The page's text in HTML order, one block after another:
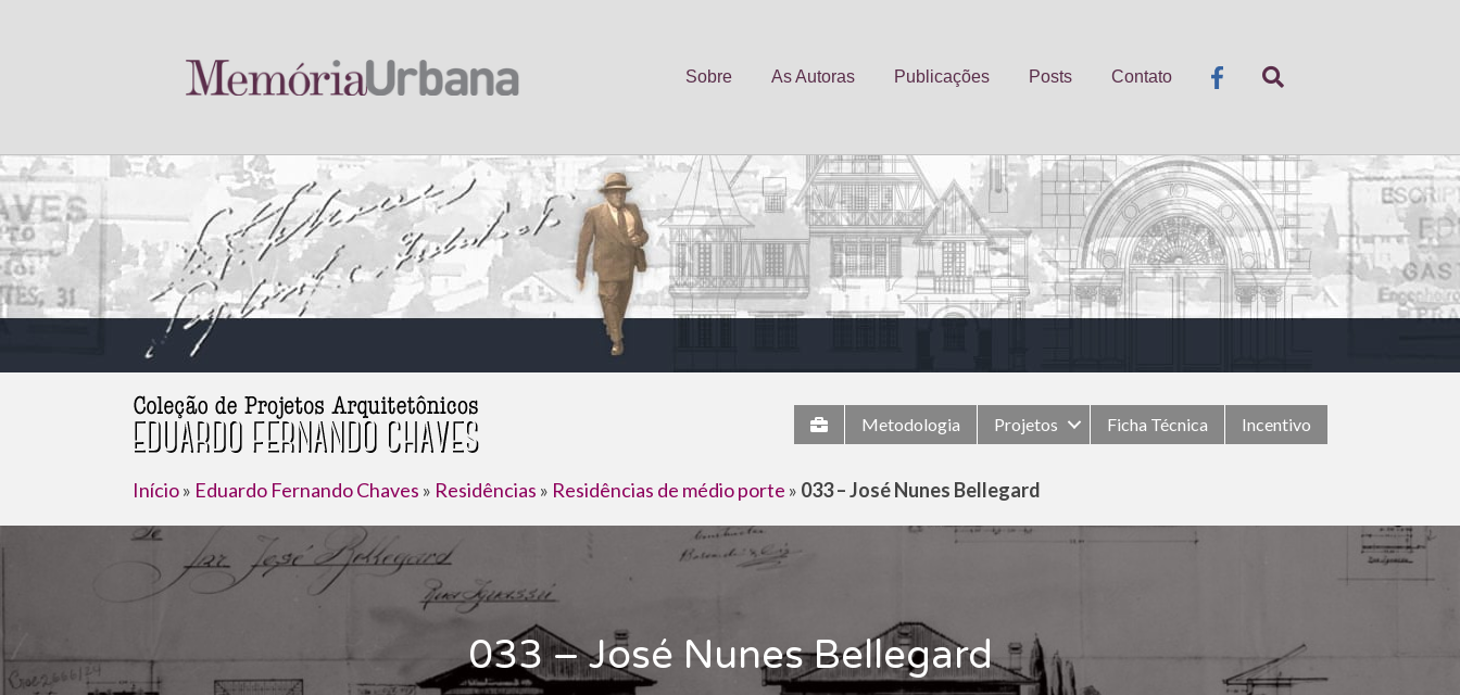
Sobre As Autoras Publicações Posts Contato
Metodologia Projetos Ficha Técnica Incentivo
Início» Eduardo Fernando Chaves » Residências » Residências de médio porte » 033 – José Nunes Bellegard
033 – José Nunes Bellegard